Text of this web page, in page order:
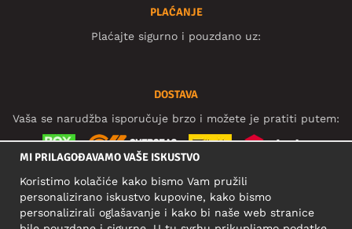
PLAĆANJE
Plaćajte sigurno i pouzdano uz:
DOSTAVA
Vaša se narudžba isporučuje brzo i možete je pratiti putem:
DRUŠTVENE MREŽE
MI PRILAGOĐAVAMO VAŠE ISKUSTVO
Koristimo kolačiće kako bismo Vam pružili
personalizirano iskustvo kupovine, kako bismo
personalizirali oglašavanje i kako bi naše web stranice